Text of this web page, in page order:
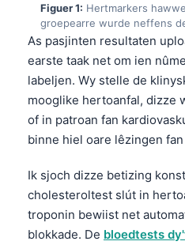
Figuer 1: Hertmarkers
groepearre wurde neffens
As pasjinten resultaten
earste taak net om ien
labeljen. Wy stelle de
mooglike hertoanfal, dizze
of in patroan fan
binne hiel oare lêzingen
Ik sjoch dizze betizing
cholesteroltest slút in
troponin bewiist net
blokkade. De bloedtests